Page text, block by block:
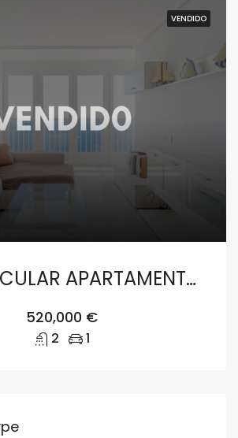
VENDIDO
ESPECTACULAR APARTAMENTO EN JAVEA CON VISTAS UNICAS AL MEDITERRANEO
520,000 €
2 1